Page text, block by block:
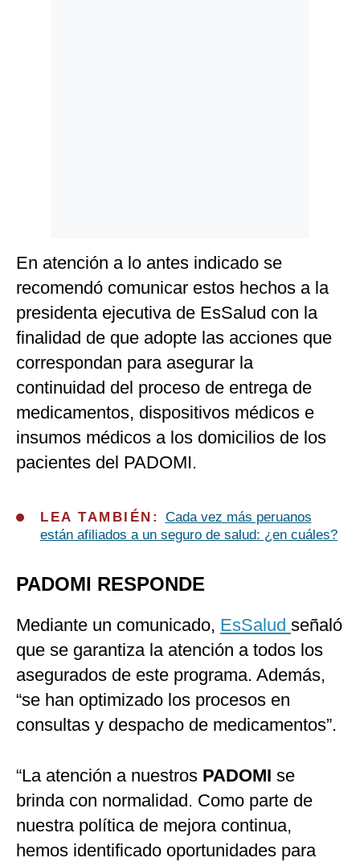
En atención a lo antes indicado se
recomendó comunicar estos hechos a la
presidenta ejecutiva de EsSalud con la
finalidad de que adopte las acciones que
correspondan para asegurar la
continuidad del proceso de entrega de
medicamentos, dispositivos médicos e
insumos médicos a los domicilios de los
pacientes del PADOMI.
LEA TAMBIÉN: Cada vez más peruanos
están afiliados a un seguro de salud: ¿en cuáles?
PADOMI RESPONDE
Mediante un comunicado, EsSalud señaló
que se garantiza la atención a todos los
asegurados de este programa. Además,
“se han optimizado los procesos en
consultas y despacho de medicamentos”.
“La atención a nuestros PADOMI se
brinda con normalidad. Como parte de
nuestra política de mejora continua,
hemos identificado oportunidades para